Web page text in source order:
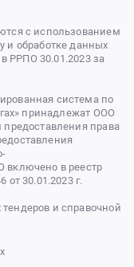
с использованием
и обработке данных
в РРПО 30.01.2023 за
система по
принадлежат ООО
права
включено в реестр
от 30.01.2023 г.
и справочной